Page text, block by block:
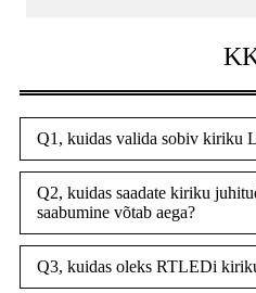
Q1, kuidas valida sobiv kiriku
Q2, kuidas saadate kiriku
saabumine võtab aega?
Q3, kuidas oleks RTLEDi